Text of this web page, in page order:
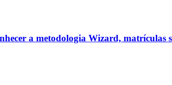
a metodologia Wizard, matrículas